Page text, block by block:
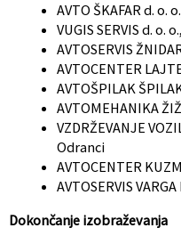
AVTO ŠKAFAR d. o.
VUGIS SERVIS d. o.
AVTOSERVIS
AVTOCENTER
AVTOŠPILAK
AVTOMEHANIKA
VZDRŽEVANJE
Odranci
AVTOCENTER
AVTOSERVIS
Dokončanje izobraževanja